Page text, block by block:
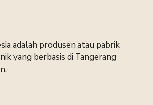
adalah produsen atau pabrik
yang berbasis di Tangerang